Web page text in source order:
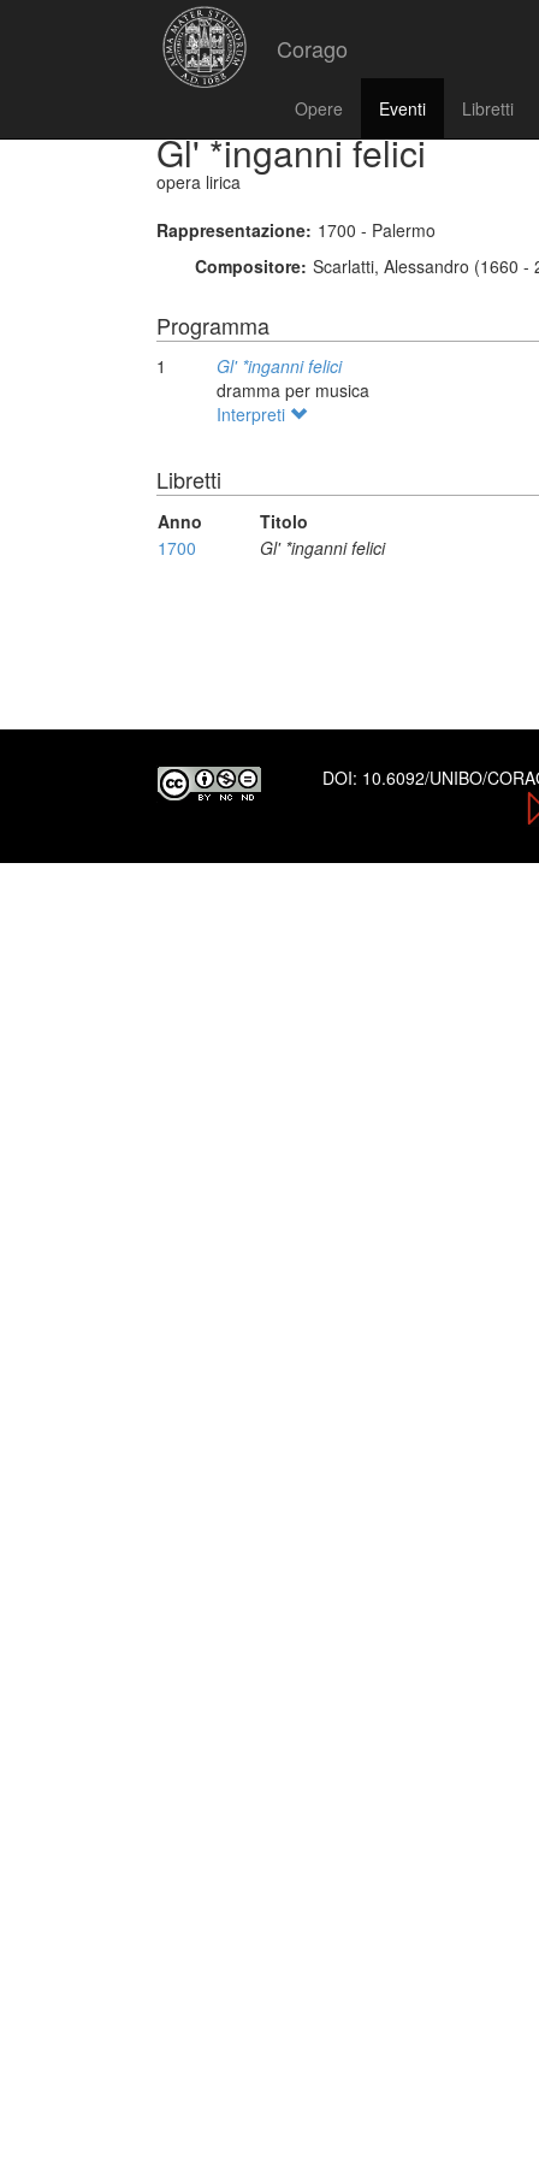
Corago
Opere Eventi Libretti
Gl' *inganni felici
opera lirica
Rappresentazione: 1700 - Palermo
Compositore: Scarlatti, Alessandro (1660 -
Programma
1
Gl' *inganni felici
dramma per musica
Interpreti
Libretti
Anno
Titolo
1700
Gl' *inganni felici
DOI: 10.6092/UNIBO/